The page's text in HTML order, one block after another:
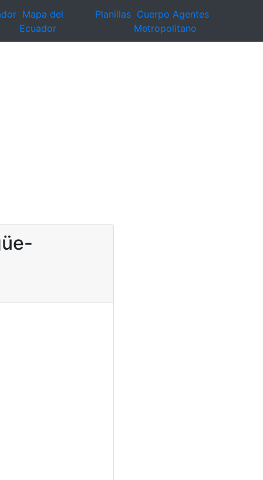
Mapa del
Ecuador
Planillas Cuerpo Agentes
Metropolitano